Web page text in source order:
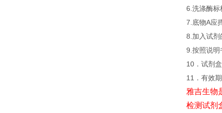
6.洗涤酶标
7.底物A应
8.加入试剂
9.按照说明
10．试剂
11．有效
雅吉生物
检测试剂